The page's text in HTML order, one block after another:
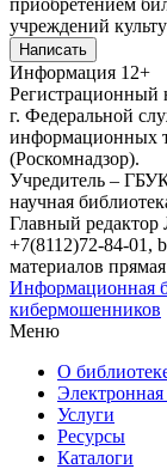
учреждений
Написать
Информация 12+
г. Федеральной
информационных
(Роскомнадзор).
Учредитель –
научная
Главный
+7(8112)72-84-01,
материалов
Информационная
кибермошенников
Меню
О
Электронная
Услуги
Ресурсы
Каталоги